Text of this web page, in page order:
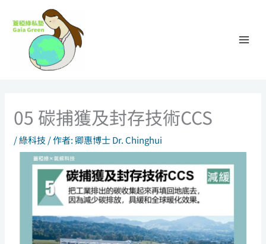
05 碳捕獲及封存技術CCS
/綠科技 / 作者: 卿惠博士 Dr. Chinghui